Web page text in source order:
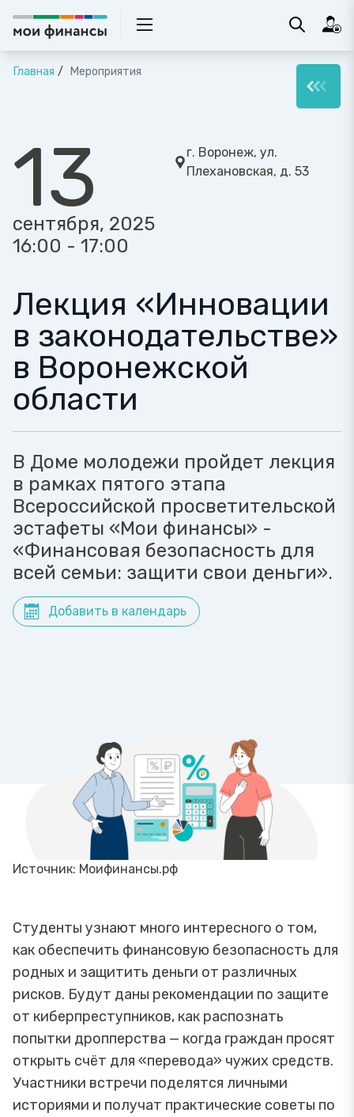
Главная Мероприятия
13
сентября, 2025
16:00 - 17:00
г. Воронеж, ул.
Плехановская, д. 53
Лекция «Инновации
в законодательстве»
в Воронежской
области
В Доме молодежи пройдет лекция
в рамках пятого этапа
Всероссийской просветительской
эстафеты «Мои финансы» -
«Финансовая безопасность для
всей семьи: защити свои деньги».
Добавить в календарь
Источник: Моифинансы.рф
Студенты узнают много интересного о том,
как обеспечить финансовую безопасность для
родных и защитить деньги от различных
рисков. Будут даны рекомендации по защите
от киберпреступников, как распознать
попытки дропперства — когда граждан просят
открыть счёт для «перевода» чужих средств.
Участники встречи поделятся личными
историями и получат практические советы по